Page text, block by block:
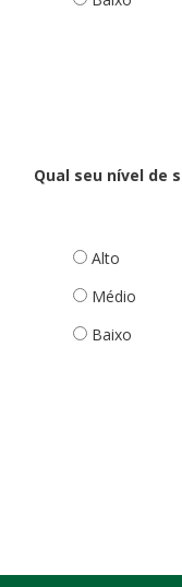
Qual seu nível de
Alto
Médio
Baixo